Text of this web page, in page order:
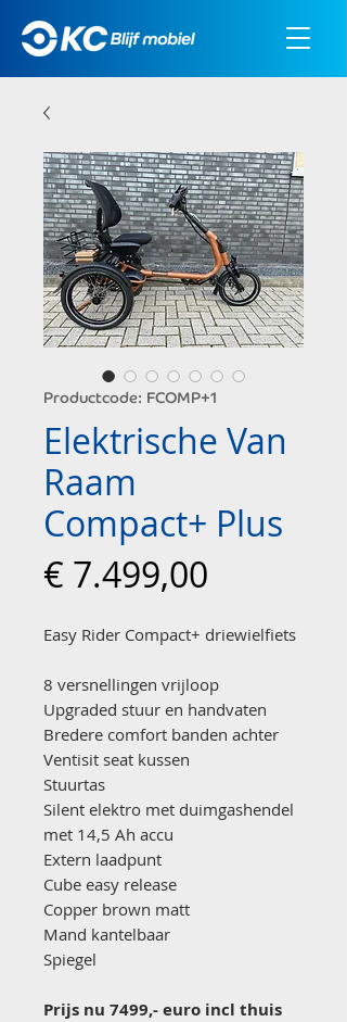
Productcode: FCOMP+1
Elektrische Van
Raam
Compact+ Plus
€ 7.499,00
Easy Rider Compact+ driewielfiets
8 versnellingen vrijloop
Upgraded stuur en handvaten
Bredere comfort banden achter
Ventisit seat kussen
Stuurtas
Silent elektro met duimgashendel
met 14,5 Ah accu
Extern laadpunt
Cube easy release
Copper brown matt
Mand kantelbaar
Spiegel
Prijs nu 7499,- euro incl thuis